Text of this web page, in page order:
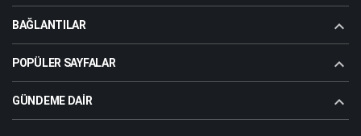
BAĞLANTILAR
POPÜLER SAYFALAR
GÜNDEME DAIR